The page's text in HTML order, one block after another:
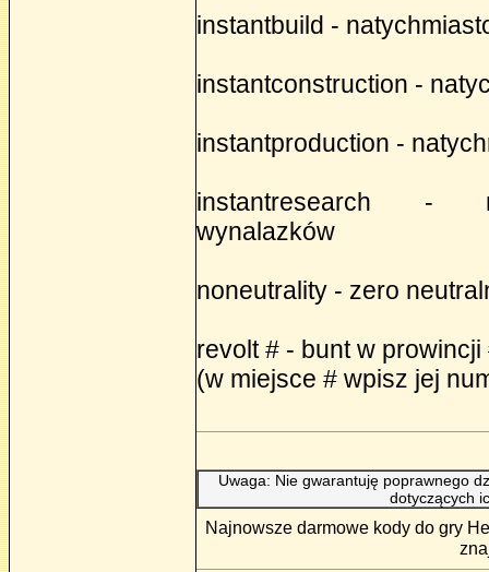
instantbuild -
instantconstruction -
instantproduction -
instantresearch -
wynalazków
noneutrality - zero
revolt # - bunt w prowincji
(w miejsce # wpisz jej
Uwaga: Nie gwarantuję poprawnego
dotyczących
Najnowsze darmowe kody do gry